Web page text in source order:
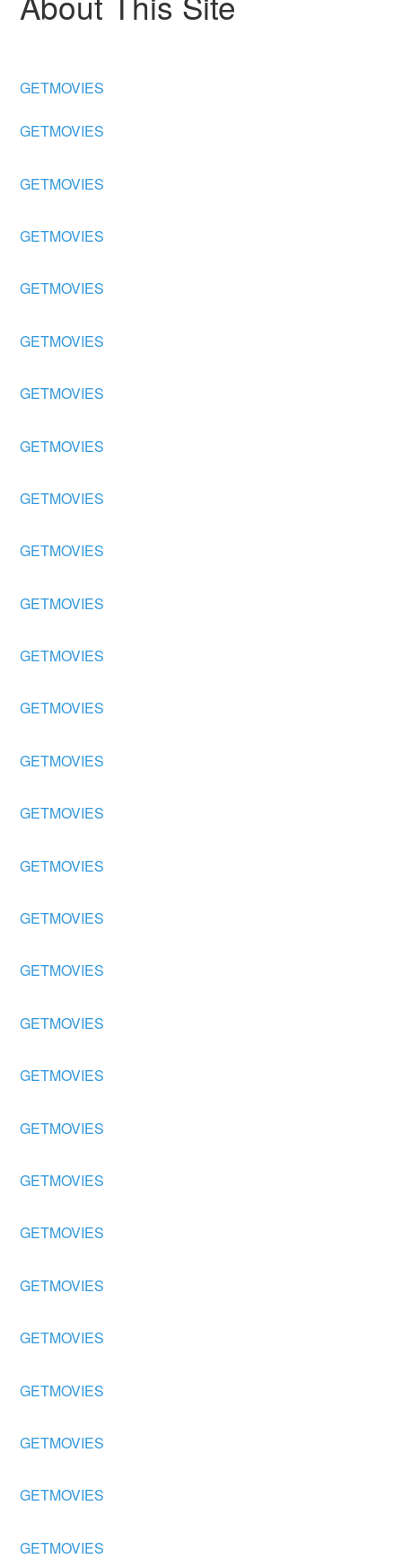
GETMOVIES
GETMOVIES
GETMOVIES
GETMOVIES
GETMOVIES
GETMOVIES
GETMOVIES
GETMOVIES
GETMOVIES
GETMOVIES
GETMOVIES
GETMOVIES
GETMOVIES
GETMOVIES
GETMOVIES
GETMOVIES
GETMOVIES
GETMOVIES
GETMOVIES
GETMOVIES
GETMOVIES
GETMOVIES
GETMOVIES
GETMOVIES
GETMOVIES
GETMOVIES
GETMOVIES
GETMOVIES
GETMOVIES